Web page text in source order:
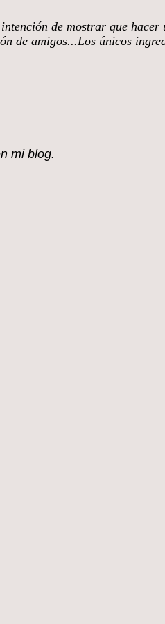
de mostrar que
de amigos...Los únicos
en mi